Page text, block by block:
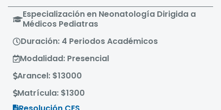
Especialización en Neonatología Dirigida a
Médicos Pediatras
Duración: 4 Periodos Académicos
Modalidad: Presencial
Arancel: $13000
Matrícula: $1300